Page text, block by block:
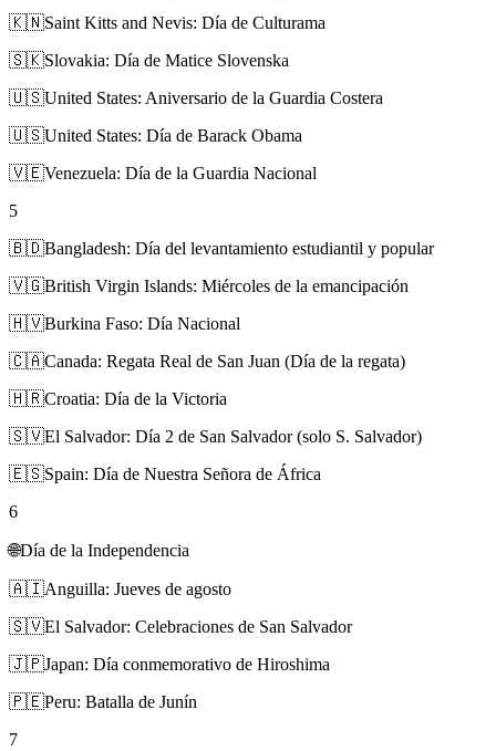
🇰🇳Saint Kitts and Nevis: Día de Culturama
🇸🇰Slovakia: Día de Matice Slovenska
🇺🇸United States: Aniversario de la Guardia Costera
🇺🇸United States: Día de Barack Obama
🇻🇪Venezuela: Día de la Guardia Nacional
5
🇧🇩Bangladesh: Día del levantamiento estudiantil y popular
🇻🇬British Virgin Islands: Miércoles de la emancipación
🇭🇻Burkina Faso: Día Nacional
🇨🇦Canada: Regata Real de San Juan (Día de la regata)
🇭🇷Croatia: Día de la Victoria
🇸🇻El Salvador: Día 2 de San Salvador (solo S. Salvador)
🇪🇸Spain: Día de Nuestra Señora de África
6
🌐Día de la Independencia
🇦🇮Anguilla: Jueves de agosto
🇸🇻El Salvador: Celebraciones de San Salvador
🇯🇵Japan: Día conmemorativo de Hiroshima
🇵🇪Peru: Batalla de Junín
7